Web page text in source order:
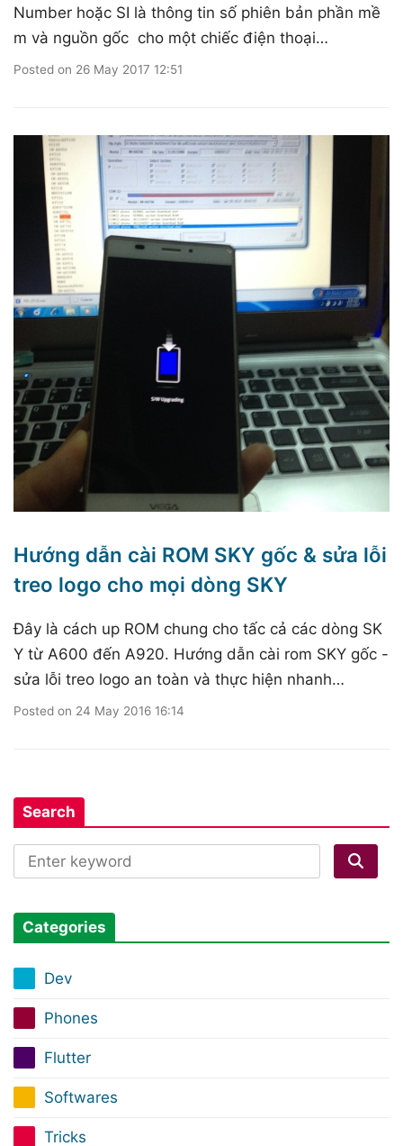
Number hoặc SI là thông tin số phiên bản phần mề
m và nguồn gốc cho một chiếc điện thoại…
Posted on 26 May 2017 12:51
Hướng dẫn cài ROM SKY gốc & sửa lỗi
treo logo cho mọi dòng SKY
Đây là cách up ROM chung cho tấc cả các dòng SK
Y từ A600 đến A920. Hướng dẫn cài rom SKY gốc -
sửa lỗi treo logo an toàn và thực hiện nhanh…
Posted on 24 May 2016 16:14
Search
Categories
Dev
Phones
Flutter
Softwares
Tricks